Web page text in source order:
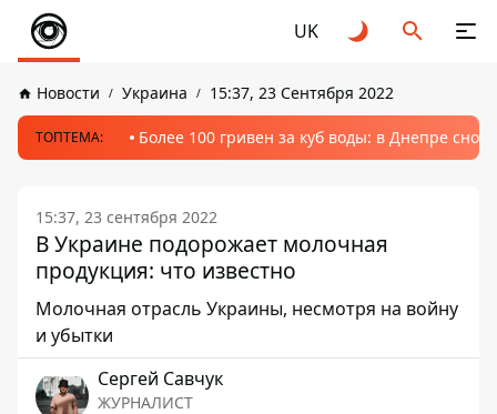
UK
Новости Украина 15:37, 23 Сентября 2022
ТОПТЕМА: Более 100 гривен за куб воды: в Днепре
15:37, 23 сентября 2022
В Украине подорожает молочная
продукция: что известно
Молочная отрасль Украины, несмотря на войну
и убытки
Сергей Савчук
ЖУРНАЛИСТ